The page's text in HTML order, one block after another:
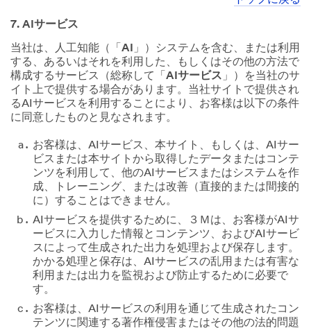
7. AIサービス
当社は、人工知能（「 AI
」）システムを含む、または利用
する、あるいはそれを利用した、もしくはその他の方法で
構成するサービス（総称して「 AIサービス 」）を当社のサ
イト上で提供する場合があります。当社サイトで提供され
るAIサービスを利用することにより、お客様は以下の条件
に同意したものと見なされます。
お客様は、AIサービス、本サイト、もしくは、AIサー
ビスまたは本サイトから取得したデータまたはコンテ
ンツを利用して、他のAIサービスまたはシステムを作
成、トレーニング、または改善（直接的または間接的
に）することはできません。
AIサービスを提供するために、３Ｍは、お客様がAIサ
ービスに入力した情報とコンテンツ、およびAIサービ
スによって生成された出力を処理および保存します。
かかる処理と保存は、AIサービスの乱用または有害な
利用または出力を監視および防止するために必要で
す。
お客様は、AIサービスの利用を通じて生成されたコン
テンツに関連する著作権侵害またはその他の法的問題